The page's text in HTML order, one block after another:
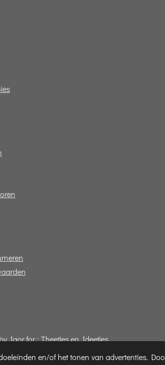
en/of het tonen van advertenties.
Igor for : Theetjes en Ideetjes